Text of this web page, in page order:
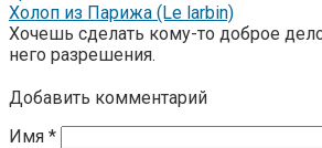
Холоп из Парижа (Le larbin)
Хочешь сделать кому-то доброе
него разрешения.
Добавить комментарий
Имя *